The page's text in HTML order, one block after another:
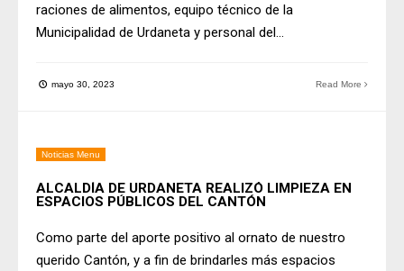
raciones de alimentos, equipo técnico de la
Municipalidad de Urdaneta y personal del...
mayo 30, 2023 Read More
Noticias Menu
ALCALDÍA DE URDANETA REALIZÓ LIMPIEZA EN
ESPACIOS PÚBLICOS DEL CANTÓN
Como parte del aporte positivo al ornato de nuestro
querido Cantón, y a fin de brindarles más espacios